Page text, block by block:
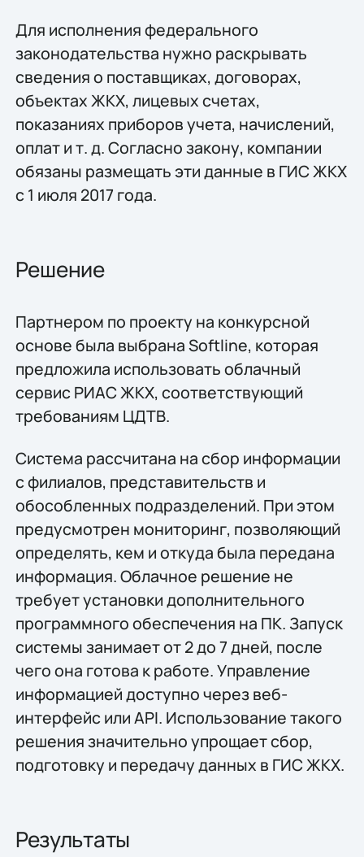
Для исполнения федерального
законодательства нужно раскрывать
сведения о поставщиках, договорах,
объектах ЖКХ, лицевых счетах,
показаниях приборов учета, начислений,
оплат и т. д. Согласно закону, компании
обязаны размещать эти данные в ГИС ЖКХ
с 1 июля 2017 года.
Решение
Партнером по проекту на конкурсной
основе была выбрана Softline, которая
предложила использовать облачный
сервис РИАС ЖКХ, соответствующий
требованиям ЦДТВ.
Система рассчитана на сбор информации
с филиалов, представительств и
обособленных подразделений. При этом
предусмотрен мониторинг, позволяющий
определять, кем и откуда была передана
информация. Облачное решение не
требует установки дополнительного
программного обеспечения на ПК. Запуск
системы занимает от 2 до 7 дней, после
чего она готова к работе. Управление
информацией доступно через веб-
интерфейс или API. Использование такого
решения значительно упрощает сбор,
подготовку и передачу данных в ГИС ЖКХ.
Результаты